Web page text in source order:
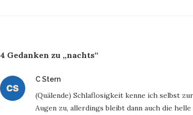
4 Gedanken zu „nachts“
C Sternsagt:
(Quälende) Schlaflosigkeit kenne ich selbst
Augen zu, allerdings bleibt dann auch die